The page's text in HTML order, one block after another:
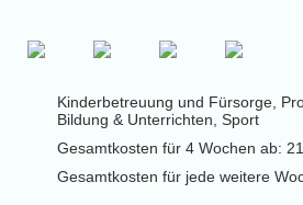
Kinderbetreuung und Fürsorge,
Bildung & Unterrichten, Sport
Gesamtkosten für 4 Wochen ab:
Gesamtkosten für jede weitere